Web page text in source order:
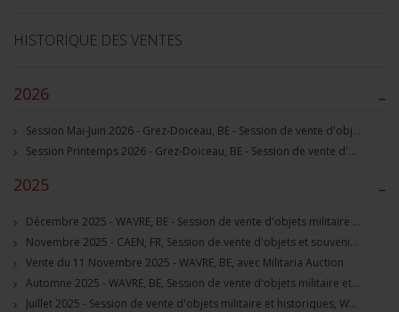
HISTORIQUE DES VENTES
–
2026
Session Mai-Juin 2026 - Grez-Doiceau, BE - Session de vente d'objets militaire et souvenirs historiques
Session Printemps 2026 - Grez-Doiceau, BE - Session de vente d'objets militaire et souvenirs historiques
–
2025
Décembre 2025 - WAVRE, BE - Session de vente d'objets militaire et souvenirs historiques
Novembre 2025 - CAEN, FR, Session de vente d'objets et souvenirs militaires
Vente du 11 Novembre 2025 - WAVRE, BE, avec Militaria Auction
Automne 2025 - WAVRE, BE, Session de vente d'objets militaire et souvenirs historiques
Juillet 2025 - Session de vente d'objets militaire et historiques, Wavre, BE